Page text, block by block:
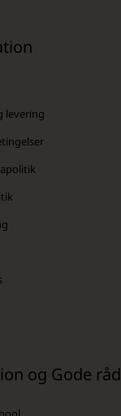
levering
og Gode råd